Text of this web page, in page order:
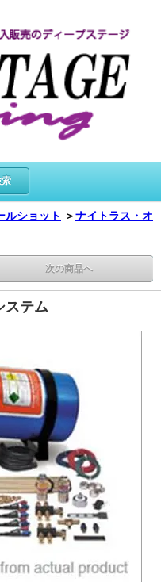
索
ショット ＞ナイトラス・オ
次の商品へ
ステム